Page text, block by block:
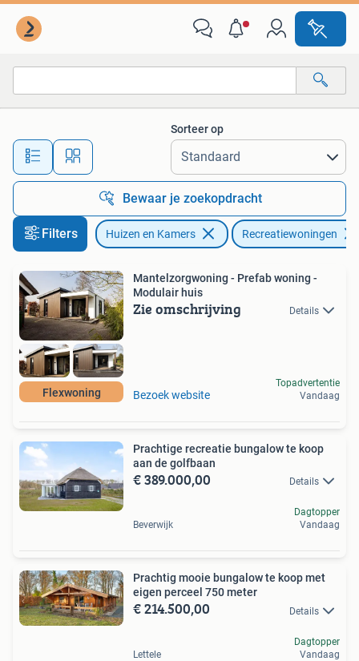
Alle afstanden…
Sorteer op
Bewaar je zoekopdracht
Filters Huizen en Kamers Recreatiewoningen
Flexwoning
Mantelzorgwoning - Prefab woning -
Modulair huis
Zie omschrijving Details
Bezoek website
Topadvertentie
Vandaag
Prachtige recreatie bungalow te koop
aan de golfbaan
€ 389.000,00 Details
Beverwijk
Dagtopper
Vandaag
Prachtig mooie bungalow te koop met
eigen perceel 750 meter
€ 214.500,00 Details
Lettele
Dagtopper
Vandaag